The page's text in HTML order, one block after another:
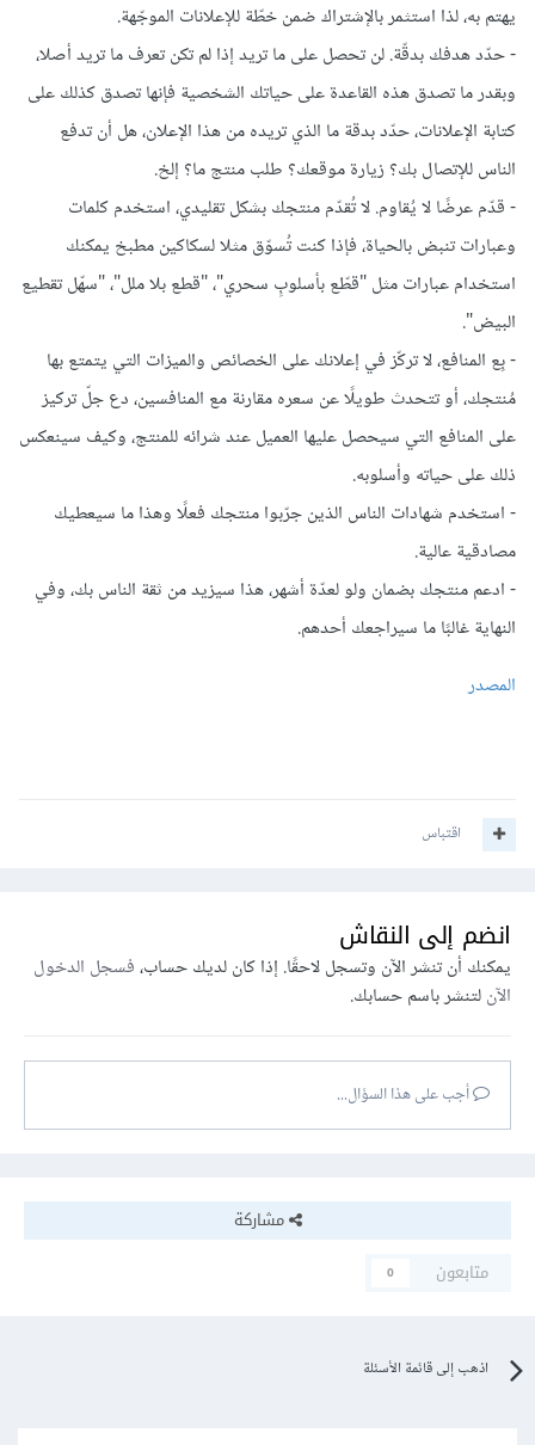
يهتم به، لذا استثمر بالإشتراك ضمن خطّة للإعلانات الموجّهة.
- حدّد هدفك بدقّة. لن تحصل على ما تريد إذا لم تكن تعرف ما تريد أصلا،
وبقدر ما تصدق هذه القاعدة على حياتك الشخصية فإنها تصدق كذلك على
كتابة الإعلانات، حدّد بدقة ما الذي تريده من هذا الإعلان، هل أن تدفع
الناس للإتصال بك؟ زيارة موقعك؟ طلب منتج ما؟ إلخ.
- قدّم عرضًا لا يُقاوم. لا تُقدّم منتجك بشكل تقليدي، استخدم كلمات
وعبارات تنبض بالحياة، فإذا كنت تُسوّق مثلا لسكاكين مطبخ يمكنك
استخدام عبارات مثل "قطّع بأسلوبٍ سحري"، "قطع بلا ملل"، "سهّل تقطيع
البيض".
- بِع المنافع، لا تركّز في إعلانك على الخصائص والميزات التي يتمتع بها
مُنتجك، أو تتحدث طويلًا عن سعره مقارنة مع المنافسين، دع جلّ تركيز
على المنافع التي سيحصل عليها العميل عند شرائه للمنتج، وكيف سينعكس
ذلك على حياته وأسلوبه.
- استخدم شهادات الناس الذين جرّبوا منتجك فعلًا وهذا ما سيعطيك
مصادقية عالية.
- ادعم منتجك بضمان ولو لعدّة أشهر، هذا سيزيد من ثقة الناس بك، وفي
النهاية غالبًا ما سيراجعك أحدهم.
المصدر
اقتباس
انضم إلى النقاش
يمكنك أن تنشر الآن وتسجل لاحقًا. إذا كان لديك حساب،فسجل الدخول
الآنلتنشر باسم حسابك.
أجب على هذا السؤال...
مشاركة
متابعون
0
اذهب إلى قائمة الأسئلة